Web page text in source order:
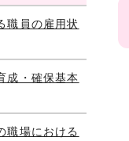
職員の雇用状
成・確保基本
職場における